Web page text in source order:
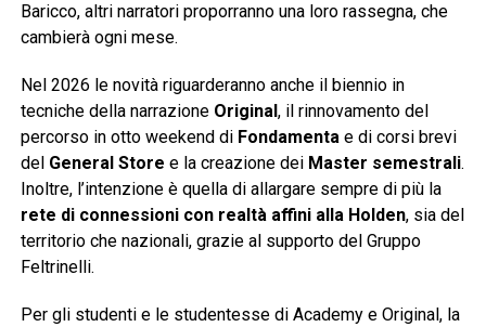
Baricco, altri narratori proporranno una loro rassegna, che
cambierà ogni mese.
Nel 2026 le novità riguarderanno anche il biennio in
tecniche della narrazione Original, il rinnovamento del
percorso in otto weekend di Fondamentae di corsi brevi
del General Store e la creazione dei Master semestrali.
Inoltre, l’intenzione è quella di allargare sempre di più la
rete di connessioni con realtà affini alla Holden, sia del
territorio che nazionali, grazie al supporto del Gruppo
Feltrinelli.
Per gli studenti e le studentesse di Academy e Original, la